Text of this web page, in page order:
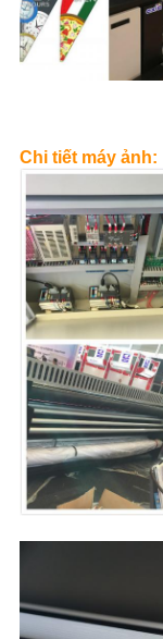
Chi tiết máy ảnh: